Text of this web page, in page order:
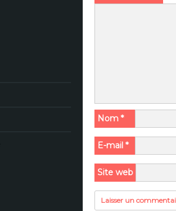
Nom *
E-mail *
Site web